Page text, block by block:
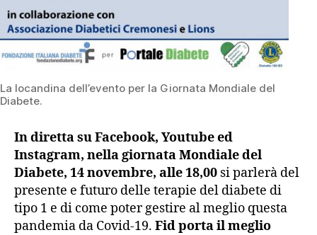
La locandina dell’evento per la Giornata Mondiale del
Diabete.
In diretta su Facebook, Youtube ed
Instagram, nella giornata Mondiale del
Diabete, 14 novembre, alle 18,00 si parlerà del
presente e futuro delle terapie del diabete di
tipo 1 e di come poter gestire al meglio questa
pandemia da Covid-19. Fid porta il meglio